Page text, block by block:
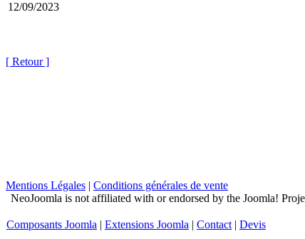
12/09/2023
[ Retour ]
Mentions Légales | Conditions générales de vente
NeoJoomla is not affiliated with or endorsed by the Joomla!
Composants Joomla | Extensions Joomla | Contact | Devis